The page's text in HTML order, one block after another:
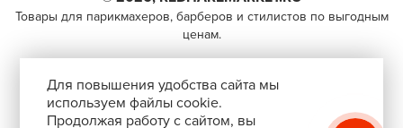
Товары для парикмахеров, барберов и стилистов по выгодным
ценам.
+7 (495) 981-65-84
info@redhare.ru
Для повышения удобства сайта мы
используем файлы cookie.
Продолжая работу с сайтом, вы
ВКОНТАКТЕ
WHATSAPP
специалистам бьюти-индустрии.